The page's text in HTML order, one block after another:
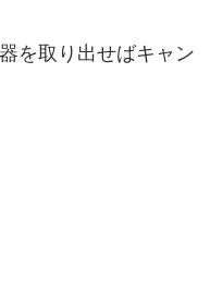
を取り出せばキャン